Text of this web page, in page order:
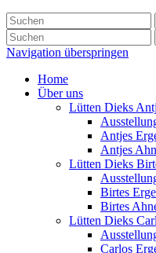
Navigation überspringen
Home
Über uns
Lütten Dieks
Antjes
Antjes
Lütten Dieks
Birtes
Birtes
Lütten Dieks
Carlos